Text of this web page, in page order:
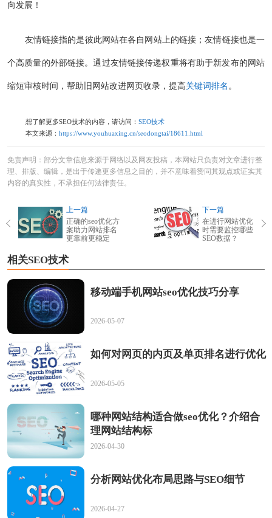
向发展！
友情链接指的是彼此网站在各自网站上的链接；友情链接也是一
个高质量的外部链接。通过友情链接传递权重将有助于新发布的网站
缩短审核时间，帮助旧网站改进网页收录，提高关键词排名 。
想了解更多SEO技术的内容，请访问： SEO技术
本文来源： https://www.youhuaxing.cn/seodongtai/18611.html
免责声明：部分文章信息来源于网络以及网友投稿，本网站只负责对文章进行整
理、排版、编辑，是出于传递更多信息之目的，并不意味着赞同其观点或证实其
内容的真实性，不承担任何法律责任。
上一篇
正确的seo优化方
案助力网站排名
更靠前更稳定
下一篇
在进行网站优化
时需要监控哪些
SEO数据？
相关SEO技术
移动端手机网站seo优化技巧分享
2026-05-07
如何对网页的内页及单页排名进行优化
2026-05-05
哪种网站结构适合做seo优化？介绍合
理网站结构标
2026-04-30
分析网站优化布局思路与SEO细节
2026-04-27